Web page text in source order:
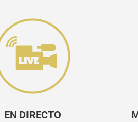
EN DIRECTO